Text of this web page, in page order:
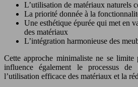
L’utilisation de matériaux naturels
La priorité donnée à la
Une esthétique épurée qui met en
des matériaux
L’intégration harmonieuse des
Cette approche minimaliste ne se limite
influence également le processus de
l’utilisation efficace des matériaux et la